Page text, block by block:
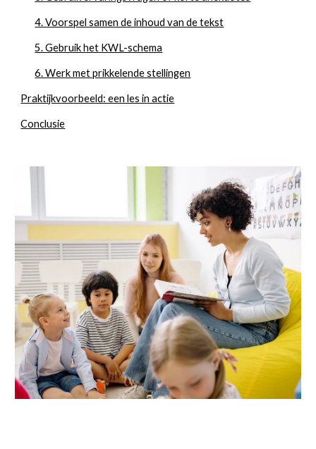
4. Voorspel samen de inhoud van de tekst
5. Gebruik het KWL-schema
6. Werk met prikkelende stellingen
Praktijkvoorbeeld: een les in actie
Conclusie